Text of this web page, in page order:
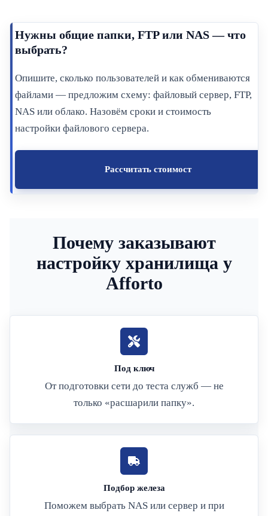
Нужны общие папки, FTP или NAS — что
выбрать?
Опишите, сколько пользователей и как обмениваются
файлами — предложим схему: файловый сервер, FTP,
NAS или облако. Назовём сроки и стоимость
настройки файлового сервера.
Рассчитать стоимост
Почему заказывают
настройку хранилища у
Afforto
Под ключ
От подготовки сети до теста служб — не
только «расшарили папку».
Подбор железа
Поможем выбрать NAS или сервер и при